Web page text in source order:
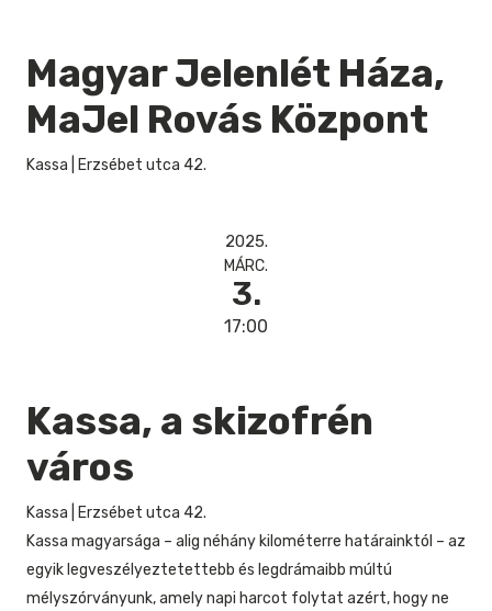
Magyar Jelenlét Háza,
MaJel Rovás Központ
Kassa Erzsébet utca 42.
2025.
MÁRC.
3.
17:00
Kassa, a skizofrén
város
Kassa
Erzsébet utca 42.
Kassa magyarsága – alig néhány kilométerre határainktól – az
egyik legveszélyeztetettebb és legdrámaibb múltú
mélyszórványunk, amely napi harcot folytat azért, hogy ne